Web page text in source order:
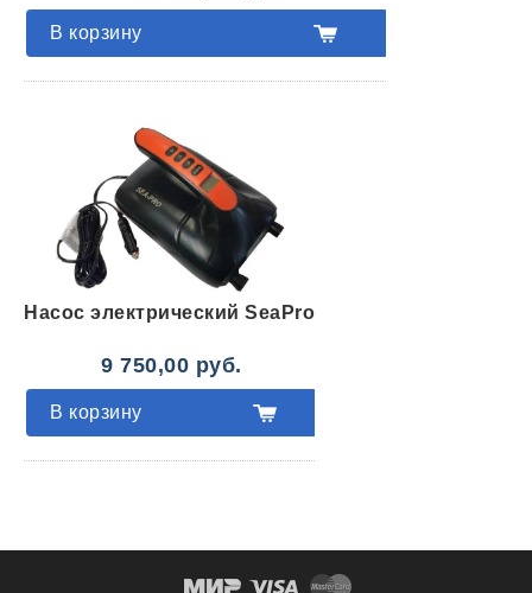
В корзину
Насос электрический SeaPro
В корзину
9 750,00 руб.